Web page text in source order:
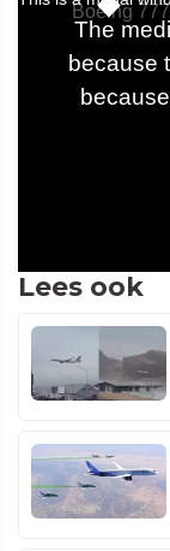
Lees ook